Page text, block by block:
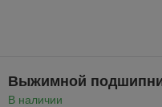
Выжимной
В наличии